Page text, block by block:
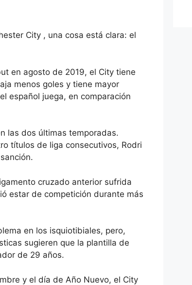
City , una cosa está clara: el
en agosto de 2019, el City tiene
menos goles y tiene mayor
español juega, en comparación
las dos últimas temporadas.
títulos de liga consecutivos, Rodri
cruzado anterior sufrida
estar de competición durante más
en los isquiotibiales, pero,
sugieren que la plantilla de
de 29 años.
y el día de Año Nuevo, el City